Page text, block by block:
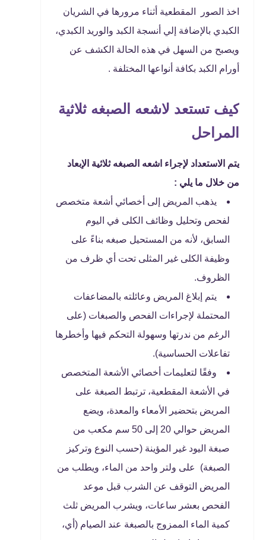
اخذ الصور المقطعية أثناء مرورها في الشريان
الكبدي بالإضافة إلي أنسجة الكبد والوريد الكبدي،
ويصبح من السهل في هذه الحالة الكشف عن
أورام الكبد بكافة أنواعها المختلفة .
كيف تستعد لاشعه الصبغه ثلاثية
المراحل
يتم الاستعداد لإجراء اشعه الصبغه ثلاثية الإبعاد
من خلال ما يلي :
يذهب المريض إلى أخصائي أشعة متخصص
لفحص وتحليل وظائف الكلى في اليوم
السابق، لأنه من المستحيل صبغه بناءً على
وظيفة الكلى غير المثلى تحت أي ظرف من
الظروف.
يتم إبلاغ المريض وعائلته بالمضاعفات
المحتملة لإجراءات الفحص والصبغات (على
الرغم من ندرتها وسهولة التحكم فيها وأخطرها
تفاعلات الحساسية).
وفقًا لتعليمات أخصائي الأشعة المتخصص
في الأشعة المقطعية، ترتبط الصبغة على
المريض بتحضير الأمعاء والمعدة، ويضع
المريض حوالي 20 إلى 50 سم مكعب من
صبغة اليود غير المؤينة (حسب النوع وتركيز
الصبغة) على ولتر واحد من الماء، ويطلب من
المريض التوقف عن الشرب قبل موعد
الفحص بعشر ساعات، ويشرب المريض ثلث
كمية الماء الممزوج بالصبغة عند الصيام (أي،